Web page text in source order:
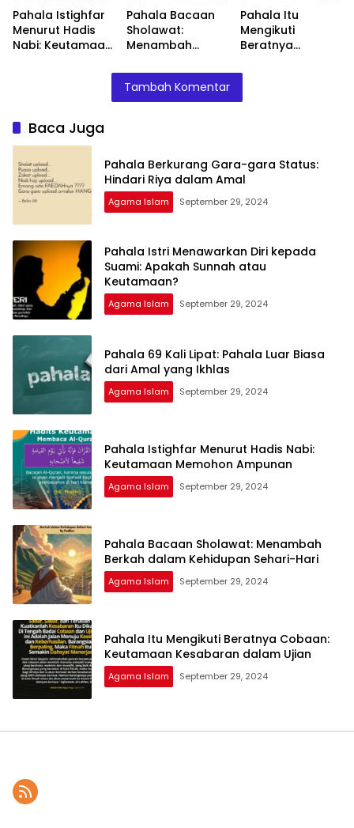
Pahala Istighfar
Menurut Hadis
Nabi: Keutamaan
Pahala Bacaan
Sholawat:
Menambah
Kehidupan
Sehari-Hari
Pahala Itu
Mengikuti
Beratnya
Keutamaan
dalam Ujian
Tambah Komentar
Baca Juga
Pahala Berkurang Gara-gara Status:
Hindari Riya dalam Amal
Agama Islam September 29, 2024
Pahala Istri Menawarkan Diri kepada
Suami: Apakah Sunnah atau
Keutamaan?
Agama Islam September 29, 2024
Pahala 69 Kali Lipat: Pahala Luar Biasa
dari Amal yang Ikhlas
Agama Islam September 29, 2024
Pahala Istighfar Menurut Hadis Nabi:
Keutamaan Memohon Ampunan
Agama Islam September 29, 2024
Pahala Bacaan Sholawat: Menambah
Berkah dalam Kehidupan Sehari-Hari
Agama Islam September 29, 2024
Pahala Itu Mengikuti Beratnya Cobaan:
Keutamaan Kesabaran dalam Ujian
Agama Islam September 29, 2024